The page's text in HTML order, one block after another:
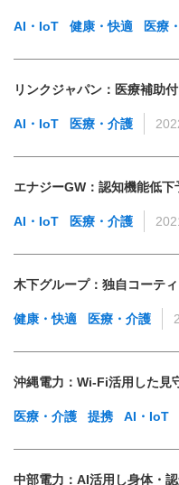
AI・IoT 健康・快適 医療
リンクジャパン：医療補助
AI・IoT 医療・介護
エナジーGW：認知機能低
AI・IoT 医療・介護
木下グループ：独自コーテ
健康・快適 医療・介護
沖縄電力：Wi-Fi活用した見
医療・介護 提携 AI・IoT
中部電力：AI活用し身体・